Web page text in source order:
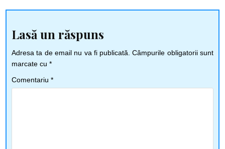
Lasă un răspuns
Adresa ta de email nu va fi publicată. Câmpurile obligatorii sunt
marcate cu*
Comentariu*